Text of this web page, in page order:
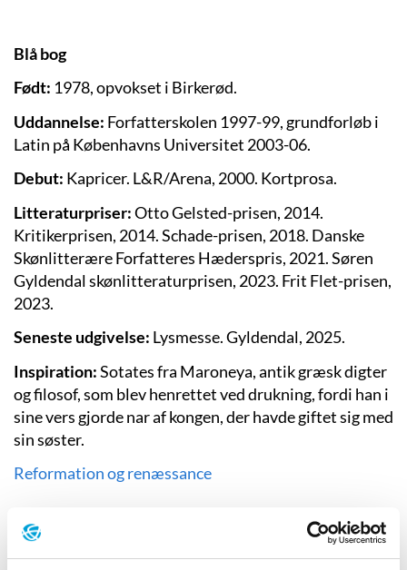
Blå bog
Født: 1978, opvokset i Birkerød.
Uddannelse: Forfatterskolen 1997-99, grundforløb i
Latin på Københavns Universitet 2003-06.
Debut: Kapricer. L&R/Arena, 2000. Kortprosa.
Litteraturpriser:Otto Gelsted-prisen, 2014.
Kritikerprisen, 2014. Schade-prisen, 2018. Danske
Skønlitterære Forfatteres Hæderspris, 2021. Søren
Gyldendal skønlitteraturprisen, 2023. Frit Flet-prisen,
2023.
Seneste udgivelse: Lysmesse. Gyldendal, 2025.
Inspiration:Sotates fra Maroneya, antik græsk digter
og filosof, som blev henrettet ved drukning, fordi han i
sine vers gjorde nar af kongen, der havde giftet sig med
sin søster.
Reformation og renæssance
Videoklip